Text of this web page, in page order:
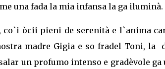
una fada la mia infansa la ga iluminà.
òcii pieni de serenità e l`anima
madre Gigia e so fradel Toni, la
un profumo intenso e gradèvole ga